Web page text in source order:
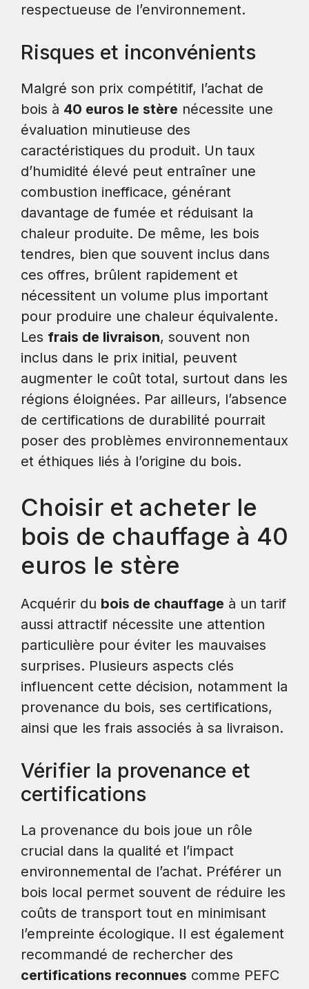
respectueuse de l’environnement.
Risques et inconvénients
Malgré son prix compétitif, l’achat de
bois à 40 euros le stère nécessite une
évaluation minutieuse des
caractéristiques du produit. Un taux
d’humidité élevé peut entraîner une
combustion inefficace, générant
davantage de fumée et réduisant la
chaleur produite. De même, les bois
tendres, bien que souvent inclus dans
ces offres, brûlent rapidement et
nécessitent un volume plus important
pour produire une chaleur équivalente.
Les frais de livraison, souvent non
inclus dans le prix initial, peuvent
augmenter le coût total, surtout dans les
régions éloignées. Par ailleurs, l’absence
de certifications de durabilité pourrait
poser des problèmes environnementaux
et éthiques liés à l’origine du bois.
Choisir et acheter le
bois de chauffage à 40
euros le stère
Acquérir du bois de chauffage à un tarif
aussi attractif nécessite une attention
particulière pour éviter les mauvaises
surprises. Plusieurs aspects clés
influencent cette décision, notamment la
provenance du bois, ses certifications,
ainsi que les frais associés à sa livraison.
Vérifier la provenance et
certifications
La provenance du bois joue un rôle
crucial dans la qualité et l’impact
environnemental de l’achat. Préférer un
bois local permet souvent de réduire les
coûts de transport tout en minimisant
l’empreinte écologique. Il est également
recommandé de rechercher des
certifications reconnues comme PEFC